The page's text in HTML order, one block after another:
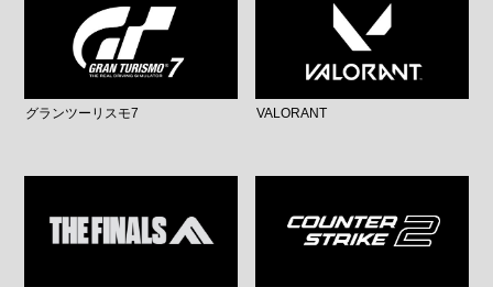
グランツーリスモ7 VALORANT